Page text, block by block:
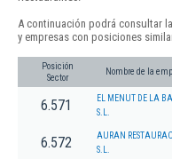
A continuación podrá consultar
y empresas con posiciones
Posición
Sector
Nombre de la
6.571
EL MENUT DE LA
S.L.
6.572
AURAN
S.L.